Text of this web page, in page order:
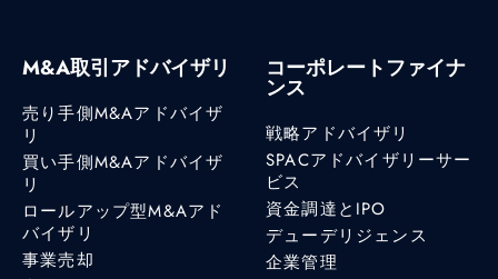
M&A取引アドバイザリ
売り手側M&Aアドバイザ
リ
買い手側M&Aアドバイザ
リ
ロールアップ型M&Aアド
バイザリ
事業売却
コーポレートファイナ
ンス
戦略アドバイザリ
SPACアドバイザリーサー
ビス
資金調達とIPO
デューデリジェンス
企業管理